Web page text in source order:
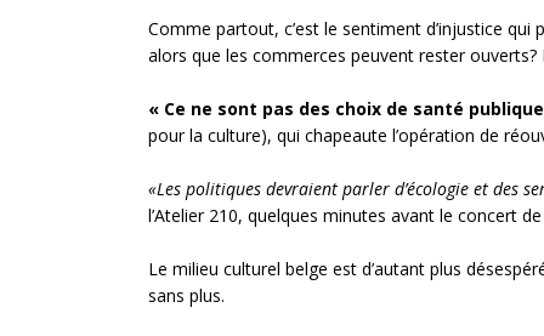
Comme partout, c’est le sentiment d’injustice
alors que les commerces peuvent rester ouverts?
« Ce ne sont pas des choix de santé
pour la culture), qui chapeaute l’opération de
«Les politiques devraient parler d’écologie et des
l’Atelier 210, quelques minutes avant le concert
Le milieu culturel belge est d’autant plus
sans plus.